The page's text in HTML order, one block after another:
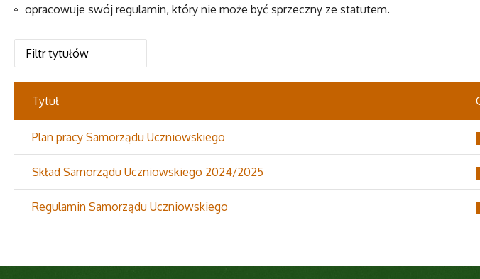
opracowuje swój regulamin, który nie może być sprzeczny ze statutem.
Tytuł
Plan pracy Samorządu Uczniowskiego
Skład Samorządu Uczniowskiego 2024/2025
Regulamin Samorządu Uczniowskiego